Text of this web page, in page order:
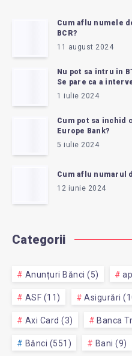
Cum aflu numele
BCR?
11 august 2024
Nu pot sa intru in
Se pare ca a
1 iulie 2024
Cum pot sa inchid
Europe Bank?
5 iulie 2024
Cum aflu numarul
12 iunie 2024
Categorii
Anunțuri Bănci (5)
ASF (11) Asigurări
Axi Card (3) Banca
Bănci (551) Bani (9)